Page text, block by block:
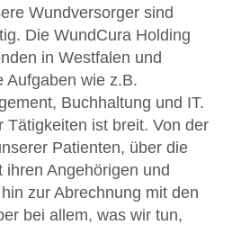
Wundversorger sind
Die WundCura Holding
in Westfalen und
Aufgaben wie z.B.
Buchhaltung und IT.
Tätigkeiten ist breit. Von der
Patienten, über die
ihren Angehörigen und
zur Abrechnung mit den
bei allem, was wir tun,